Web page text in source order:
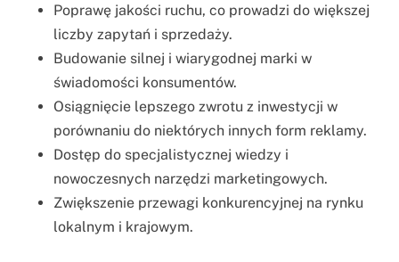
Poprawę jakości ruchu, co prowadzi do większej
liczby zapytań i sprzedaży.
Budowanie silnej i wiarygodnej marki w
świadomości konsumentów.
Osiągnięcie lepszego zwrotu z inwestycji w
porównaniu do niektórych innych form reklamy.
Dostęp do specjalistycznej wiedzy i
nowoczesnych narzędzi marketingowych.
Zwiększenie przewagi konkurencyjnej na rynku
lokalnym i krajowym.